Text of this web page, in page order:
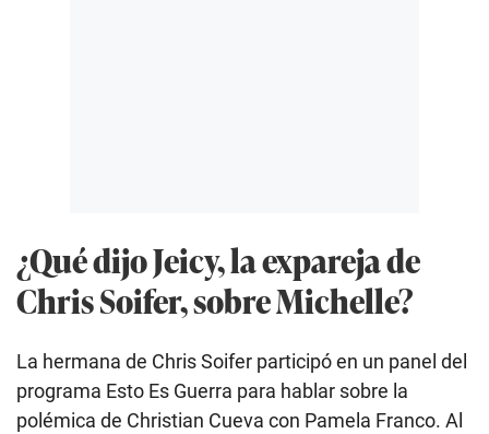
¿Qué dijo Jeicy, la expareja de
Chris Soifer, sobre Michelle?
La hermana de Chris Soifer participó en un panel del
programa Esto Es Guerra para hablar sobre la
polémica de Christian Cueva con Pamela Franco. Al